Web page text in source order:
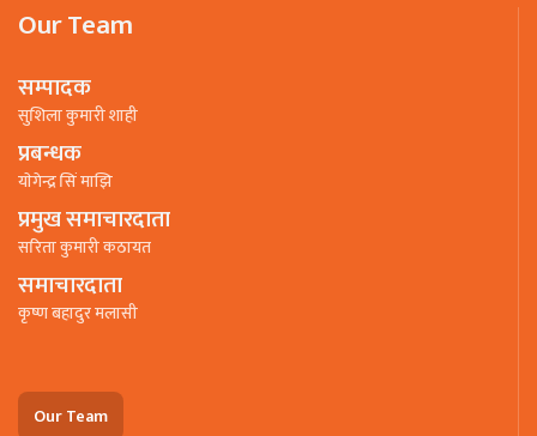
Our Team
सम्पादक
सुशिला कुमारी शाही
प्रबन्धक
याेगेन्द्र सिं माझि
प्रमुख समाचारदाता
सरिता कुमारी कठायत
समाचारदाता
कृष्ण बहादुर मलासी
Our Team